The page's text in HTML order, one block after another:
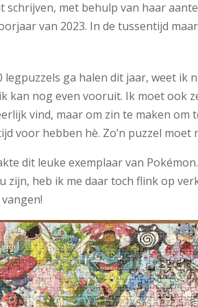
schrijven, met behulp van haar
van 2023. In de tussentijd
legpuzzels ga halen dit jaar, weet
kan nog even vooruit. Ik moet ook
vind, maar om zin te maken om
voor hebben hè. Zo’n puzzel
dit leuke exemplaar van
zijn, heb ik me daar toch flink op